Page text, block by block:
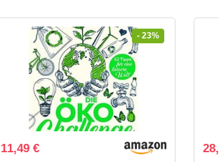
- 23%
Ursprünglicher
11,49 €Aktueller